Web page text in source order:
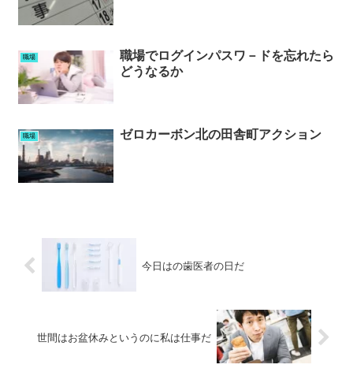
職場
職場でログインパスワ－ドを忘れたら
どうなるか
職場 ゼロカーボン北の田舎町アクション
今日はの歯医者の日だ
世間はお盆休みというのに私は仕事だ